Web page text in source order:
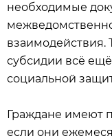
необходимые
взаимодействия.
субсидии всё
социальной
Граждане имеют
если они